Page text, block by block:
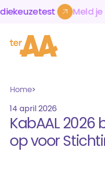
Meld
Meldje nu
Home
Mbo & vavo
Opleidingen
Mbo-opleidingen
Vavo-opleidingen
Volwassenen &
Werken en leren
Over Ter AA
Actueel
Home
14 april 2026
KabAAL 2026
op voor